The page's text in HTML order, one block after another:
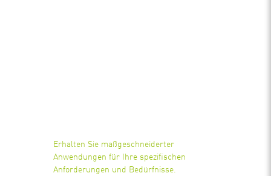
Erhalten Sie maßgeschneiderter
Anwendungen für Ihre spezifischen
Anforderungen und Bedürfnisse.